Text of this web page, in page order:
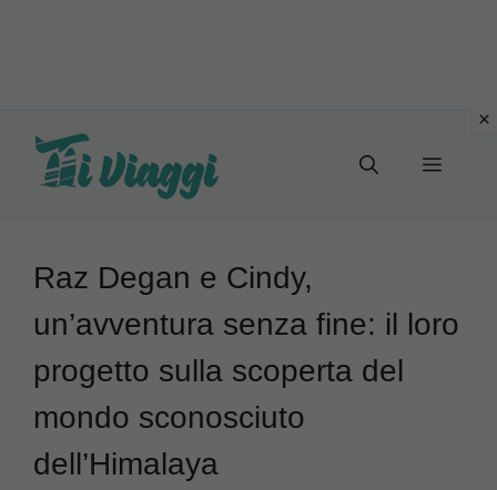
Menu
Raz Degan e Cindy,
un’avventura senza fine: il loro
progetto sulla scoperta del
mondo sconosciuto
dell’Himalaya